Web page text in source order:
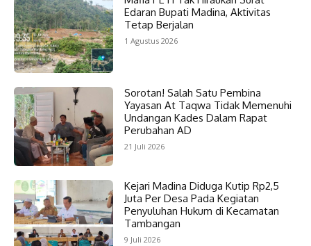
Edaran Bupati Madina, Aktivitas
Tetap Berjalan
1 Agustus 2026
Sorotan! Salah Satu Pembina
Yayasan At Taqwa Tidak Memenuhi
Undangan Kades Dalam Rapat
Perubahan AD
21 Juli 2026
Kejari Madina Diduga Kutip Rp2,5
Juta Per Desa Pada Kegiatan
Penyuluhan Hukum di Kecamatan
Tambangan
9 Juli 2026